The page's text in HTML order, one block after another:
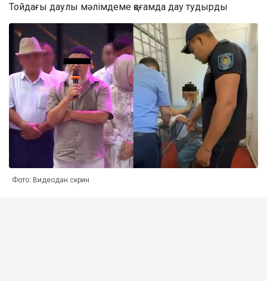
Тойдағы даулы мәлімдеме қоғамда дау тудырды
Фото: Видеодан скрин